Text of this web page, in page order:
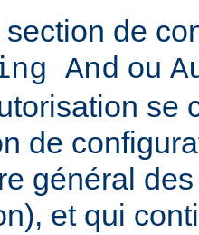
de
And ou
se
de
général
et qui